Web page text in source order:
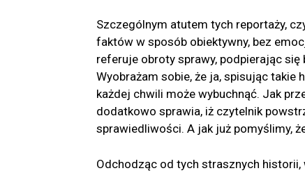
Szczególnym atutem tych reportaży,
faktów w sposób obiektywny, bez
referuje obroty sprawy, podpierając
Wyobrażam sobie, że ja, spisując takie
każdej chwili może wybuchnąć. Jak
dodatkowo sprawia, iż czytelnik
sprawiedliwości. A jak już pomyślimy,
Odchodząc od tych strasznych